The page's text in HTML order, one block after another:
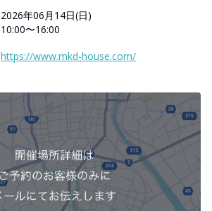
2026年06月14日(日)
10:00〜16:00
https://www.mkd-house.com/